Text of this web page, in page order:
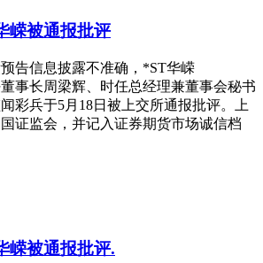
嵘被通报批评
信息披露不准确，*ST华嵘
董事长周梁辉、时任总经理兼董事会秘书
彩兵于5月18日被上交所通报批评。上
证监会，并记入证券期货市场诚信档
嵘被通报批评.